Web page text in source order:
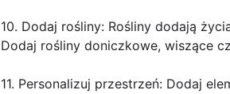
10. Dodaj rośliny: Rośliny dodają
Dodaj rośliny doniczkowe, wiszące
11. Personalizuj przestrzeń: Dodaj